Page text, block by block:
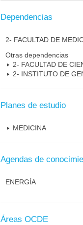
Dependencias
2- FACULTAD DE
Otras dependencias
2- FACULTAD DE
2- INSTITUTO DE
Planes de estudio
MEDICINA
Agendas de
ENERGÍA
Áreas OCDE